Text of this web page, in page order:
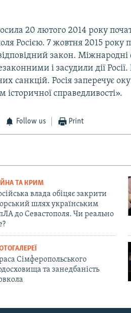
20 лютого 2014 року
Росією. 7 жовтня 2015 року
закон. Міжнародні
і засудили дії Росії.
санкцій. Росія заперечує
історичної справедливості».
Follow us Print
ТА КРИМ
влада обіцяє закрити
шлях українським
до Севастополя. Чи реально
Сімферопольського
та занедбаність